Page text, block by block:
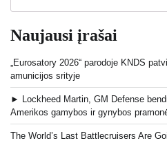
Naujausi įrašai
„Eurosatory 2026“ parodoje KNDS
amunicijos srityje
► Lockheed Martin, GM Defense
Amerikos gamybos ir gynybos
The World’s Last Battlecruisers Are